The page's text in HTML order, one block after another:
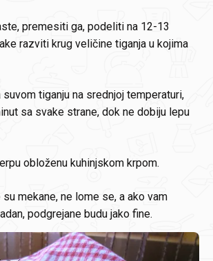
premesiti ga, podeliti na 12-13
razviti krug veličine tiganja u kojima
tiganju na srednjoj temperaturi,
sa svake strane, dok ne dobiju lepu
obloženu kuhinjskom krpom.
mekane, ne lome se, a ako vam
podgrejane budu jako fine.